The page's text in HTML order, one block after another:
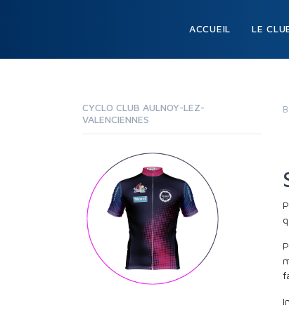
ACCUEIL LE
CYCLO CLUB AULNOY-LEZ-
VALENCIENNES